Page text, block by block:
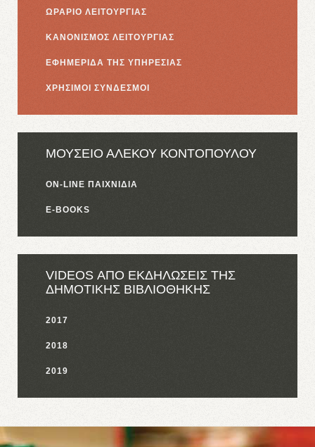
ΩΡΑΡΙΟ ΛΕΙΤΟΥΡΓΙΑΣ
ΚΑΝΟΝΙΣΜΟΣ ΛΕΙΤΟΥΡΓΙΑΣ
ΕΦΗΜΕΡΙΔΑ ΤΗΣ ΥΠΗΡΕΣΙΑΣ
ΧΡΗΣΙΜΟΙ ΣΥΝΔΕΣΜΟΙ
ΜΟΥΣΕΙΟ ΑΛΕΚΟΥ ΚΟΝΤΟΠΟΥΛΟΥ
ON-LINE ΠΑΙΧΝΙΔΙΑ
E-BOOKS
VIDEOS ΑΠΟ ΕΚΔΗΛΩΣΕΙΣ ΤΗΣ
ΔΗΜΟΤΙΚΗΣ ΒΙΒΛΙΟΘΗΚΗΣ
2017
2018
2019